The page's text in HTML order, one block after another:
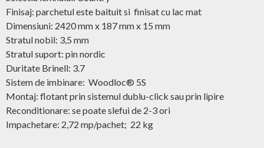
Finisaj: parchetul este baituit si finisat cu lac mat
Dimensiuni: 2420 mm x 187 mm x 15 mm
Stratul nobil: 3,5 mm
Stratul suport: pin nordic
Duritate Brinell: 3.7
Sistem de imbinare: Woodloc® 5S
Montaj: flotant prin sistemul dublu-click sau prin lipire
Reconditionare: se poate slefui de 2-3 ori
Impachetare: 2,72 mp/pachet; 22 kg